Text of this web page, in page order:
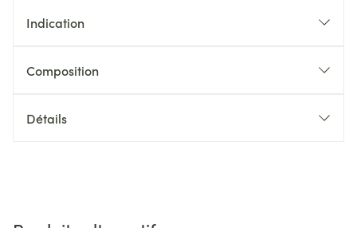
Indication
Composition
Détails